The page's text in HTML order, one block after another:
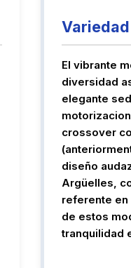
El vibrante
diversidad
elegante
crossover
diseño
Argüelles,
referente en
de estos
tranquilidad